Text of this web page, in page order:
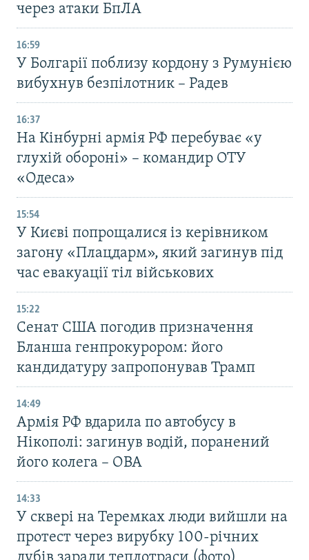
через атаки БпЛА
16:59
У Болгарії поблизу кордону з Румунією
вибухнув безпілотник – Радев
16:37
На Кінбурні армія РФ перебуває «у
глухій обороні» – командир ОТУ
«Одеса»
15:54
У Києві попрощалися із керівником
загону «Плацдарм», який загинув під
час евакуації тіл військових
15:22
Сенат США погодив призначення
Бланша генпрокурором: його
кандидатуру запропонував Трамп
14:49
Армія РФ вдарила по автобусу в
Нікополі: загинув водій, поранений
його колега – ОВА
14:33
У сквері на Теремках люди вийшли на
протест через вирубку 100-річних